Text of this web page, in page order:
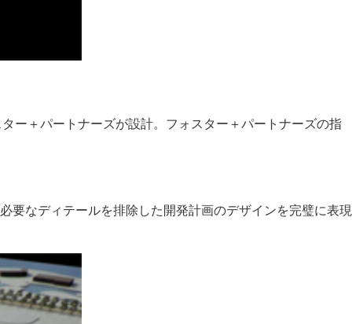
ー＋パートナーズが設計。フォスター＋パートナーズの指
要なディテールを排除した開発計画のデザインを完璧に表現